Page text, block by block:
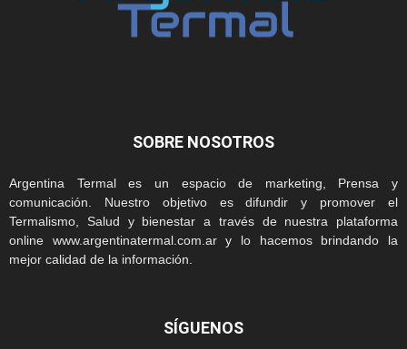
SOBRE NOSOTROS
Argentina Termal es un espacio de marketing, Prensa y
comunicación. Nuestro objetivo es difundir y promover el
Termalismo, Salud y bienestar a través de nuestra plataforma
online www.argentinatermal.com.ar y lo hacemos brindando la
mejor calidad de la información.
SÍGUENOS